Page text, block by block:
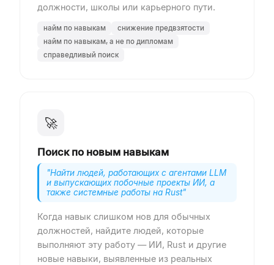
должности, школы или карьерного пути.
найм по навыкам
снижение предвзятости
найм по навыкам, а не по дипломам
справедливый поиск
🚀
Поиск по новым навыкам
"Найти людей, работающих с агентами LLM
и выпускающих побочные проекты ИИ, а
также системные работы на Rust"
Когда навык слишком нов для обычных
должностей, найдите людей, которые
выполняют эту работу — ИИ, Rust и другие
новые навыки, выявленные из реальных